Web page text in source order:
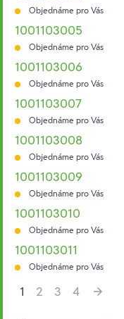
Objednáme pro Vás
1001103005
Objednáme pro Vás
1001103006
Objednáme pro Vás
1001103007
Objednáme pro Vás
1001103008
Objednáme pro Vás
1001103009
Objednáme pro Vás
1001103010
Objednáme pro Vás
1001103011
Objednáme pro Vás
1
2 3
4